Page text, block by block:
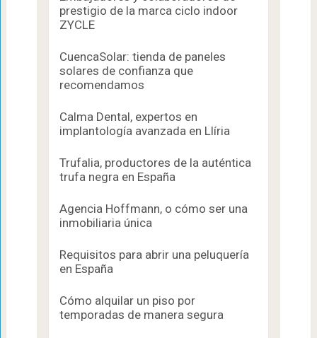
prestigio de la marca ciclo indoor
ZYCLE
CuencaSolar: tienda de paneles
solares de confianza que
recomendamos
Calma Dental, expertos en
implantología avanzada en Llíria
Trufalia, productores de la auténtica
trufa negra en España
Agencia Hoffmann, o cómo ser una
inmobiliaria única
Requisitos para abrir una peluquería
en España
Cómo alquilar un piso por
temporadas de manera segura